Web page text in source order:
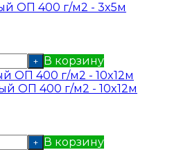
ОП 400 г/м2 - 3x5м
+ В корзину
ОП 400 г/м2 - 10x12м
+ В корзину